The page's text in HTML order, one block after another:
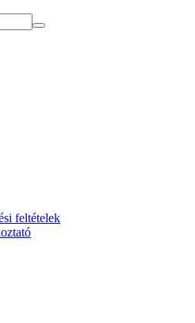
feltételek